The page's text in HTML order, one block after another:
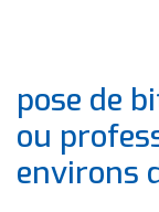
pose de
ou
environs